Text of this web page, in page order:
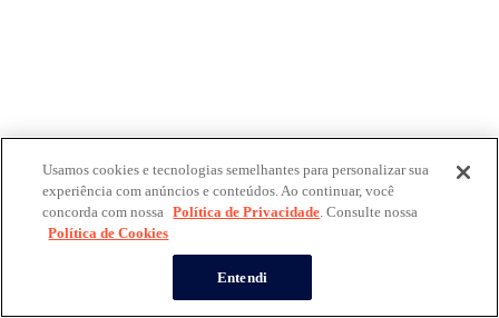
Usamos cookies e tecnologias semelhantes para personalizar sua
experiência com anúncios e conteúdos. Ao continuar, você
concorda com nossa Política de Privacidade. Consulte nossa
Política de Cookies
Entendi